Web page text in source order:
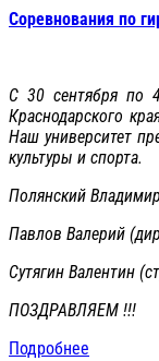
Соревнования по
С 30 сентября по
Краснодарского
Наш университет
культуры и спорта.
Полянский
Павлов Валерий
Сутягин Валентин
ПОЗДРАВЛЯЕМ !!!
Подробнее